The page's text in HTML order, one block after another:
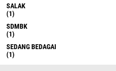
SALAK
(1)
SDMBK
(1)
SEDANG BEDAGAI
(1)